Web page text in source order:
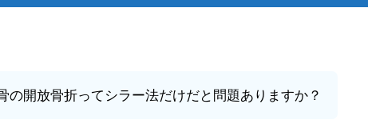
の開放骨折ってシラー法だけだと問題ありますか？